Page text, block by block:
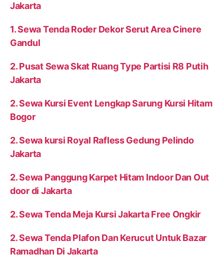
Jakarta
1. Sewa Tenda Roder Dekor Serut Area Cinere
Gandul
2. Pusat Sewa Skat Ruang Type Partisi R8 Putih
Jakarta
2. Sewa Kursi Event Lengkap Sarung Kursi Hitam
Bogor
2. Sewa kursi Royal Rafless Gedung Pelindo
Jakarta
2. Sewa Panggung Karpet Hitam Indoor Dan Out
door di Jakarta
2. Sewa Tenda Meja Kursi Jakarta Free Ongkir
2. Sewa Tenda Plafon Dan Kerucut Untuk Bazar
Ramadhan Di Jakarta